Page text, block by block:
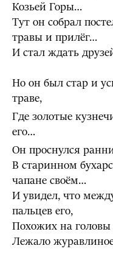
Козьей Горы…
Тут он собрал
травы и прилёг…
И стал ждать
Но он был стар и
траве,
Где золотые
его…
Он проснулся
В старинном
чапане своём…
И увидел, что
пальцев его,
Похожих на головы
Лежало